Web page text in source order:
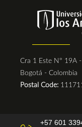
Cra 1 Este N° 19A
Bogotá - Colombia
Postal Code:
+57 601